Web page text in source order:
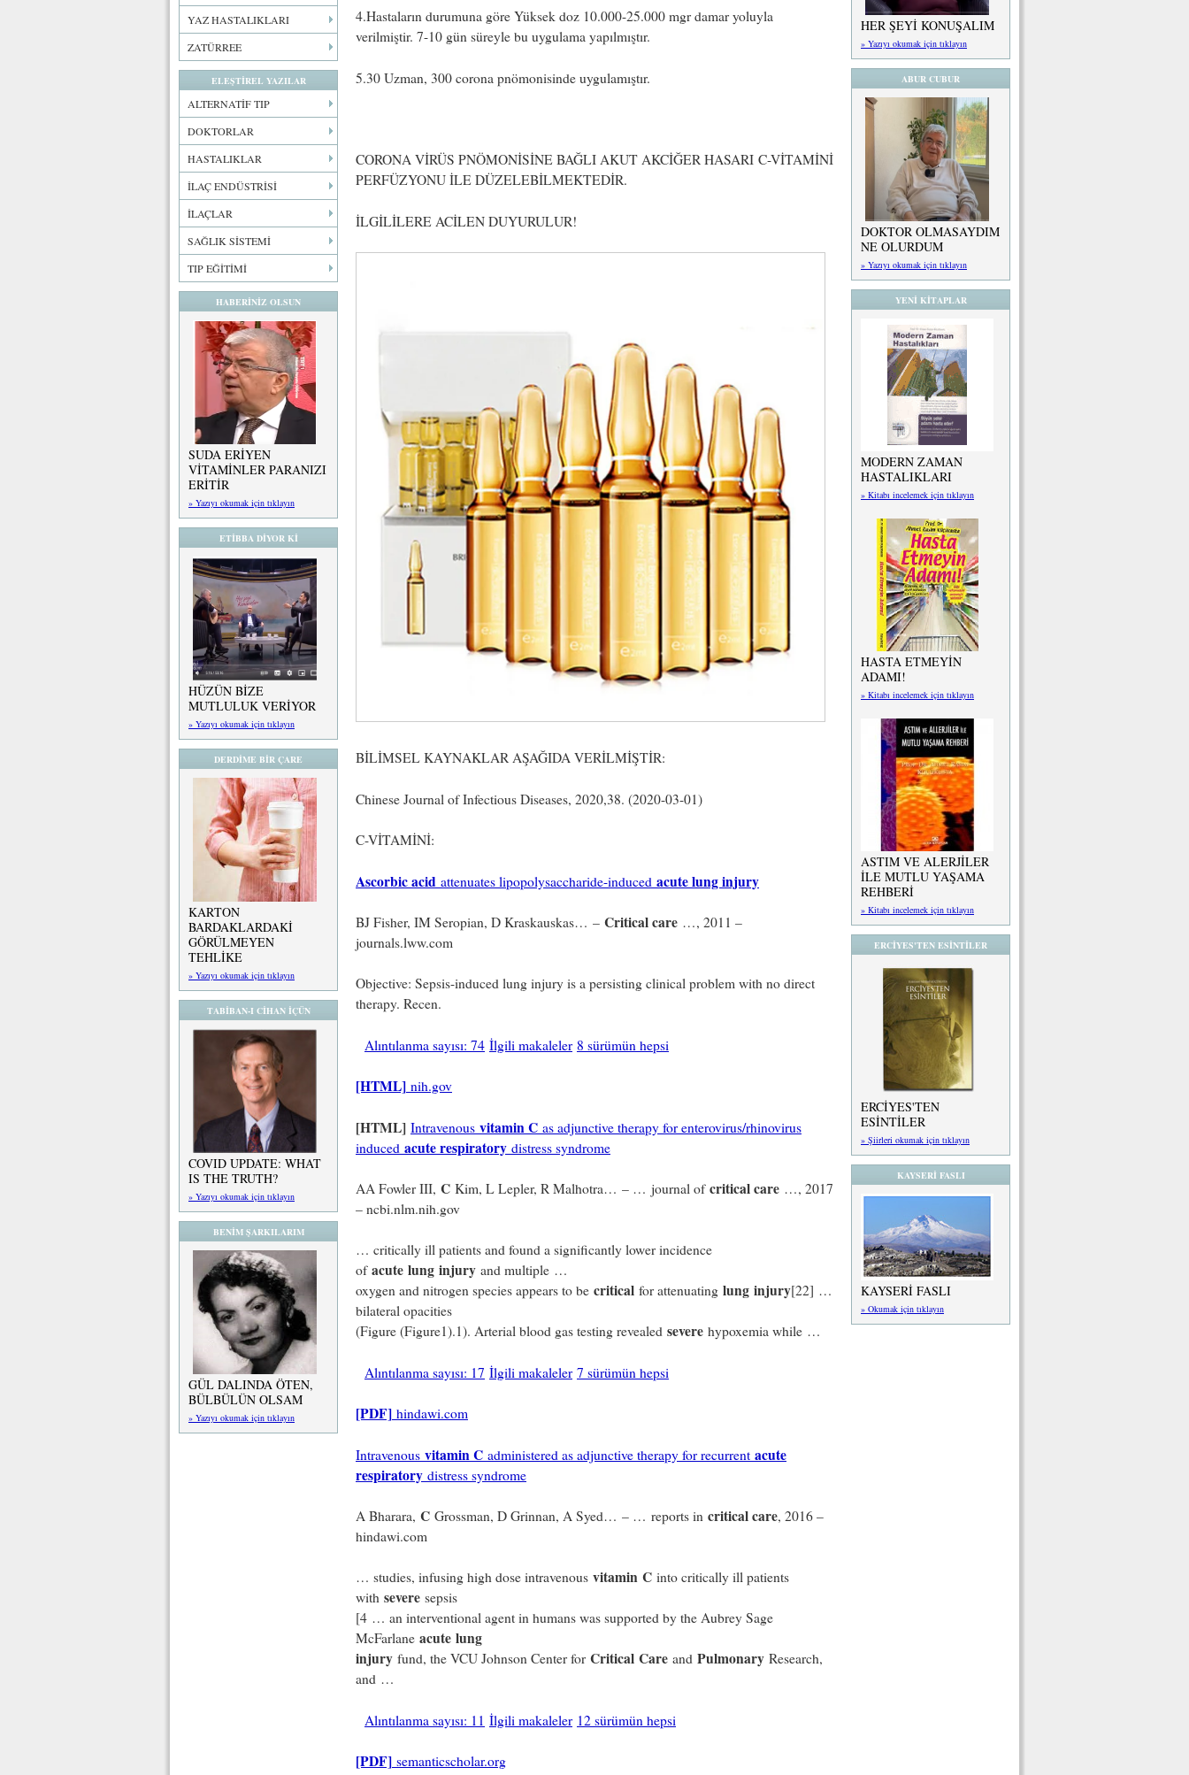
YAZ HASTALIKLARI
ZATÜRREE
ELEŞTİREL YAZILAR
ALTERNATİF TIP
DOKTORLAR
HASTALIKLAR
İLAÇ ENDÜSTRİSİ
İLAÇLAR
SAĞLIK SİSTEMİ
TIP EĞİTİMİ
HABERİNİZ OLSUN
SUDA ERİYEN
VİTAMİNLER PARANIZI
ERİTİR
» Yazıyı okumak için tıklayın
ETİBBA DİYOR Kİ
HÜZÜN BİZE
MUTLULUK VERİYOR
» Yazıyı okumak için tıklayın
DERDİME BİR ÇARE
KARTON
BARDAKLARDAKİ
GÖRÜLMEYEN
TEHLİKE
» Yazıyı okumak için tıklayın
TABİBAN-I CİHAN İÇÜN
COVID UPDATE: WHAT
IS THE TRUTH?
» Yazıyı okumak için tıklayın
BENİM ŞARKILARIM
GÜL DALINDA ÖTEN,
BÜLBÜLÜN OLSAM
» Yazıyı okumak için tıklayın
4.Hastaların durumuna göre Yüksek doz 10.000-25.000 mgr damar yoluyla
verilmiştir. 7-10 gün süreyle bu uygulama yapılmıştır.
5.30 Uzman, 300 corona pnömonisinde uygulamıştır.
CORONA VİRÜS PNÖMONİSİNE BAĞLI AKUT AKCİĞER HASARI C-VİTAMİNİ
PERFÜZYONU İLE DÜZELEBİLMEKTEDİR.
İLGİLİLERE ACİLEN DUYURULUR!
BİLİMSEL KAYNAKLAR AŞAĞIDA VERİLMİŞTİR:
Chinese Journal of Infectious Diseases, 2020,38. (2020-03-01)
C-VİTAMİNİ:
Ascorbic acid attenuates lipopolysaccharide-induced acute lung injury
BJ Fisher, IM Seropian, D Kraskauskas… – Critical care …, 2011 –
journals.lww.com
Objective: Sepsis-induced lung injury is a persisting clinical problem with no direct
therapy. Recen.
Alıntılanma sayısı: 74 İlgili makaleler 8 sürümün hepsi
[HTML] nih.gov
[HTML] Intravenous vitamin C as adjunctive therapy for enterovirus/rhinovirus
induced acute respiratory distress syndrome
AA Fowler III, C Kim, L Lepler, R Malhotra… – … journal of critical care …, 2017
– ncbi.nlm.nih.gov
… critically ill patients and found a significantly lower incidence
of acute lung injury and multiple …
oxygen and nitrogen species appears to be critical for attenuating lung injury[22] …
bilateral opacities
(Figure ​(Figure1).1). Arterial blood gas testing revealed severe hypoxemia while …
Alıntılanma sayısı: 17 İlgili makaleler 7 sürümün hepsi
[PDF] hindawi.com
Intravenous vitamin C administered as adjunctive therapy for recurrent acute
respiratory distress syndrome
A Bharara, C Grossman, D Grinnan, A Syed… – … reports in critical care, 2016 –
hindawi.com
… studies, infusing high dose intravenous vitamin C into critically ill patients
with severe sepsis
[4 … an interventional agent in humans was supported by the Aubrey Sage
McFarlane acute lung
injury fund, the VCU Johnson Center for Critical Care and Pulmonary Research,
and …
Alıntılanma sayısı: 11 İlgili makaleler 12 sürümün hepsi
[PDF] semanticscholar.org
HER ŞEYİ KONUŞALIM
» Yazıyı okumak için tıklayın
ABUR CUBUR
DOKTOR OLMASAYDIM
NE OLURDUM
» Yazıyı okumak için tıklayın
YENİ KİTAPLAR
MODERN ZAMAN
HASTALIKLARI
» Kitabı incelemek için tıklayın
HASTA ETMEYİN
ADAMI!
» Kitabı incelemek için tıklayın
ASTIM VE ALERJİLER
İLE MUTLU YAŞAMA
REHBERİ
» Kitabı incelemek için tıklayın
ERCİYES'TEN ESİNTİLER
ERCİYES'TEN
ESİNTİLER
» Şiirleri okumak için tıklayın
KAYSERİ FASLI
KAYSERİ FASLI
» Okumak için tıklayın